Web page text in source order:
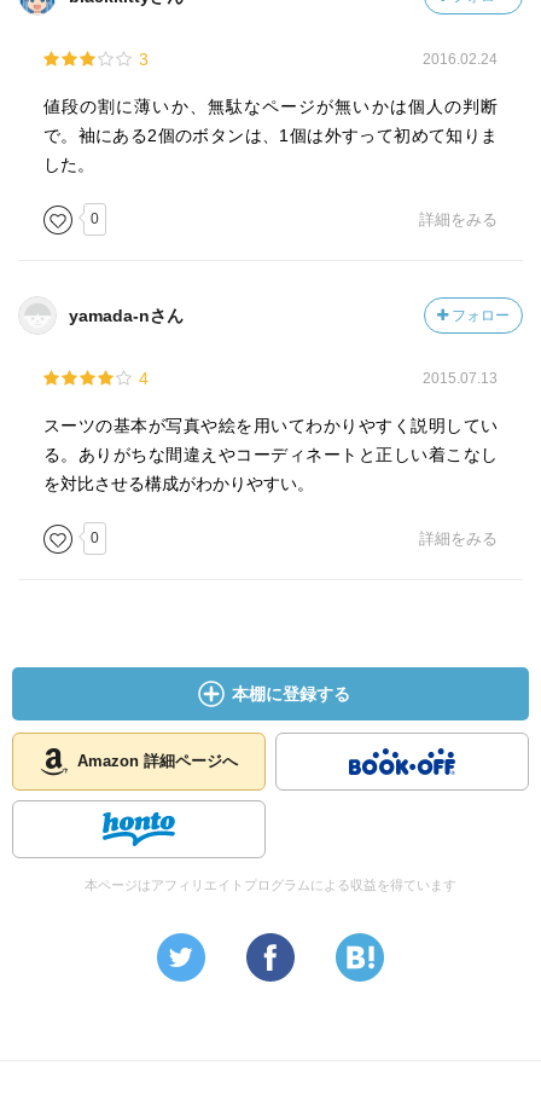
3 2016.02.24
値段の割に薄いか、無駄なページが無いかは個人の判断
で。袖にある2個のボタンは、1個は外すって初めて知りま
した。
0 詳細をみる
yamada-nさん フォロー
4 2015.07.13
スーツの基本が写真や絵を用いてわかりやすく説明してい
る。ありがちな間違えやコーディネートと正しい着こなし
を対比させる構成がわかりやすい。
0 詳細をみる
本棚に登録する
Amazon 詳細ページへ
本ページはアフィリエイトプログラムによる収益を得ています